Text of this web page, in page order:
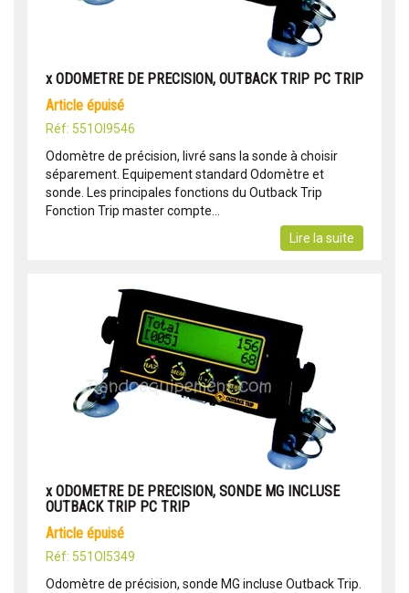
x ODOMETRE DE PRECISION, OUTBACK TRIP PC TRIP
article épuisé
Réf: 551OI9546
Odomètre de précision, livré sans la sonde à choisir
séparement. Equipement standard Odomètre et
sonde. Les principales fonctions du Outback Trip
Fonction Trip master compte...
Lire la suite
x ODOMETRE DE PRECISION, SONDE MG INCLUSE
OUTBACK TRIP PC TRIP
article épuisé
Réf: 551OI5349
Odomètre de précision, sonde MG incluse Outback Trip.